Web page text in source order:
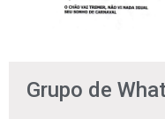
Grupo de